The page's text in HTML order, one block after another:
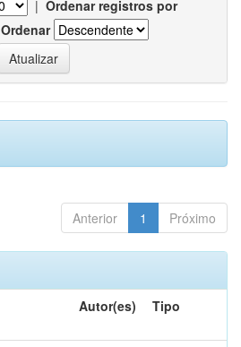
| Ordenar registros por
Ordenar
Anterior 1 Próximo
Autor(es) Tipo